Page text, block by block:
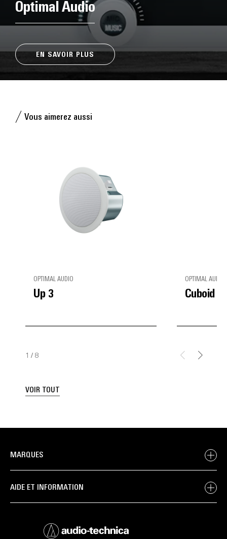
Optimal Audio
EN SAVOIR PLUS
Vous aimerez aussi
OPTIMAL AUDIO
Up 3
OPTIMAL AUDIO
Cuboid
1 / 8
VOIR TOUT
MARQUES
AIDE ET INFORMATION